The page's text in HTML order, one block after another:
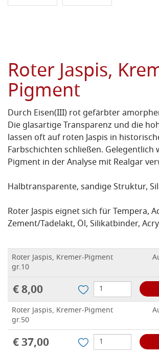
Roter Jaspis,
Pigment
Durch Eisen(III) rot gefärbter
Die glasartige Transparenz und die
lassen oft auf roten Jaspis in
Farbschichten schließen. Gelegentlich
Pigment in der Analyse mit Realgar
Halbtransparente, sandige Struktur,
Roter Jaspis eignet sich für Tempera,
Zement/Tadelakt, Öl, Silikatbinder,
Roter Jaspis, Kremer-Pigment
gr.10
€ 8,00
Roter Jaspis, Kremer-Pigment
gr.50
€ 37,00